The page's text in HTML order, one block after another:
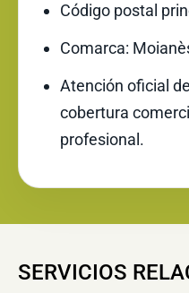
Código postal
Comarca:
Atención oficial
cobertura
profesional.
SERVICIOS